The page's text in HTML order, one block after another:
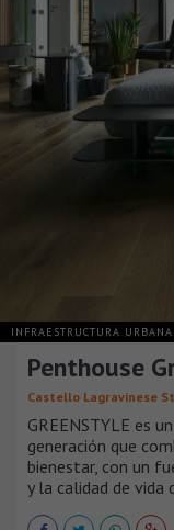
INFRAESTRUCTURA URBANA
Penthouse
Castello Lagravinese
GREENSTYLE es
generación que
bienestar, con un
y la calidad de vida